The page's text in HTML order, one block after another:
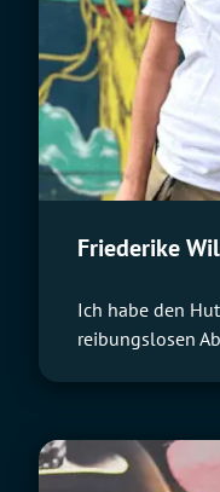
Friederike
Ich habe den
reibungslosen